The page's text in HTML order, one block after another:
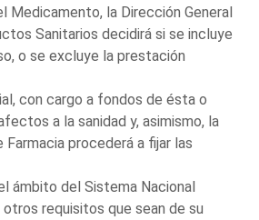
Medicamento, la Dirección General
Sanitarios decidirá si se incluye
o se excluye la prestación
con cargo a fondos de ésta o
a la sanidad y, asimismo, la
Farmacia procederá a fijar las
ámbito del Sistema Nacional
requisitos que sean de su